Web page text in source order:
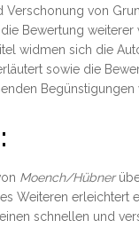
Verschonung von
Bewertung
widmen sich die
sowie die
Moench/Hübner
Weiteren
schnellen und